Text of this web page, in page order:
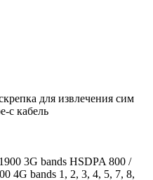
для извлечения сим
c кабель
3G bands HSDPA 800 /
4G bands 1, 2, 3, 4, 5, 7, 8,